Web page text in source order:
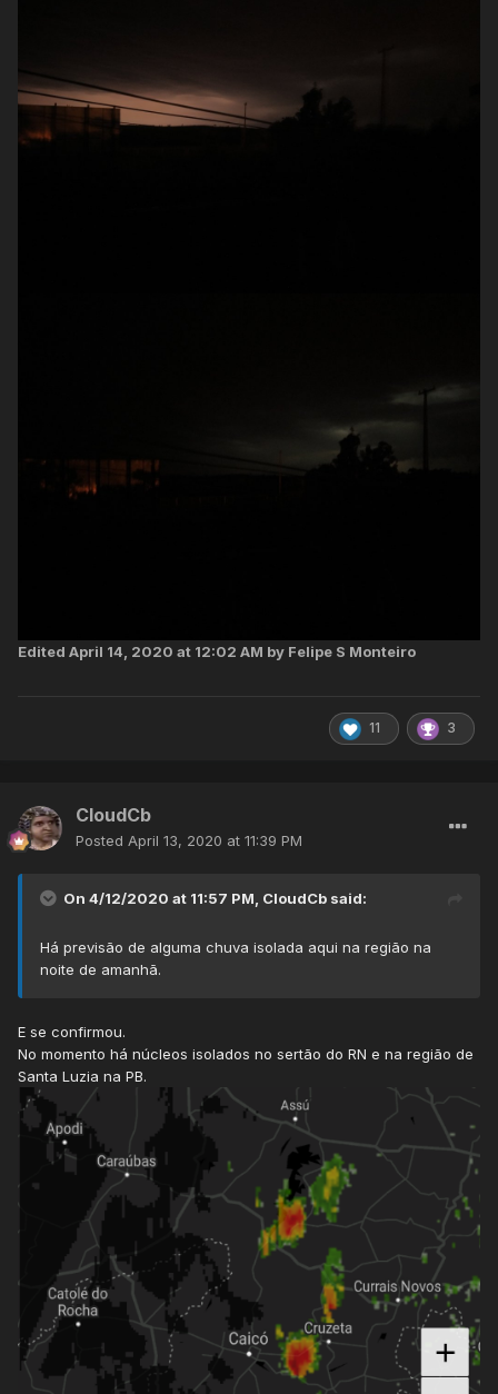
Edited April 14, 2020 at 12:02 AM by Felipe S Monteiro
11 3
CloudCb
Posted April 13, 2020 at 11:39 PM
On 4/12/2020 at 11:57 PM, CloudCb said:
Há previsão de alguma chuva isolada aqui na região na
noite de amanhã.
E se confirmou.
No momento há núcleos isolados no sertão do RN e na região de
Santa Luzia na PB.